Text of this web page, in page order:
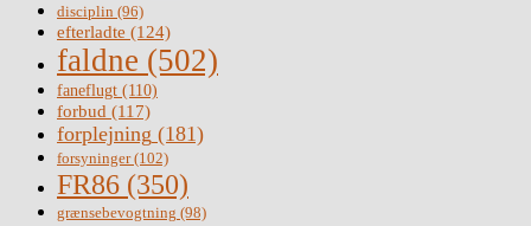
disciplin (96)
efterladte (124)
faldne (502)
faneflugt (110)
forbud (117)
forplejning (181)
forsyninger(102)
FR86 (350)
grænsebevogtning (98)